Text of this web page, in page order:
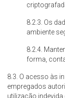
8.2.3. Os
ambiente
8.2.4.
forma,
8.3. O acesso às
empregados
utilização